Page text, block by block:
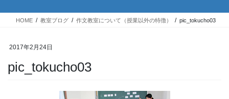
ス
ン
HOME 教室ブログ 作文教室について（授業以外の特徴） pic_tokucho03
2017年2月24日
pic_tokucho03